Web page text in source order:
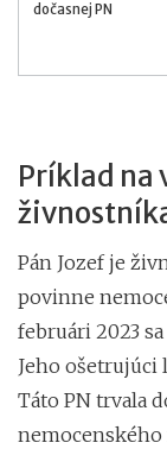
dočasnej PN
Príklad na
Pán Jozef je
povinne
februári 2023
Jeho ošetrujúci
Táto PN trvala
nemocenského